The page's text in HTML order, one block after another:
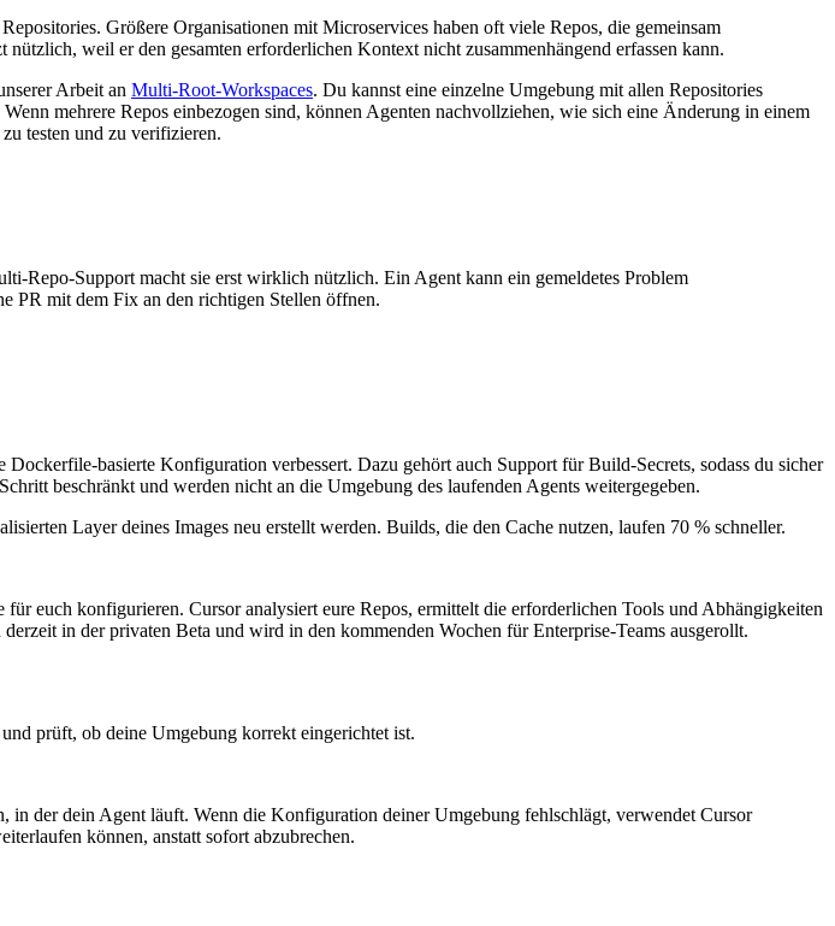
Größere Organisationen mit Microservices haben oft viele Repos, die gemeinsam
weil er den gesamten erforderlichen Kontext nicht zusammenhängend erfassen kann.
Arbeit an Multi-Root-Workspaces. Du kannst eine einzelne Umgebung mit allen Repositories
mehrere Repos einbezogen sind, können Agenten nachvollziehen, wie sich eine Änderung in einem
testen und zu verifizieren.
Repo-Support macht sie erst wirklich nützlich. Ein Agent kann ein gemeldetes Problem
PR mit dem Fix an den richtigen Stellen öffnen.
basierte Konfiguration verbessert. Dazu gehört auch Support für Build-Secrets, sodass du sicher
beschränkt und werden nicht an die Umgebung des laufenden Agents weitergegeben.
Layer deines Images neu erstellt werden. Builds, die den Cache nutzen, laufen 70 % schneller.
euch konfigurieren. Cursor analysiert eure Repos, ermittelt die erforderlichen Tools und Abhängigkeiten
in der privaten Beta und wird in den kommenden Wochen für Enterprise-Teams ausgerollt.
prüft, ob deine Umgebung korrekt eingerichtet ist.
der dein Agent läuft. Wenn die Konfiguration deiner Umgebung fehlschlägt, verwendet Cursor
können, anstatt sofort abzubrechen.